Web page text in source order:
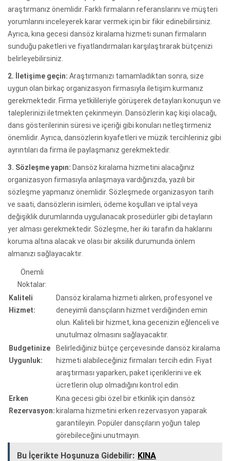
araştırmanız önemlidir. Farklı firmaların referanslarını ve müşteri
yorumlarını inceleyerek karar vermek için bir fikir edinebilirsiniz.
Ayrıca, kına gecesi dansöz kiralama hizmeti sunan firmaların
sunduğu paketleri ve fiyatlandırmaları karşılaştırarak bütçenizi
belirleyebilirsiniz.
2. İletişime geçin: Araştırmanızı tamamladıktan sonra, size
uygun olan birkaç organizasyon firmasıyla iletişim kurmanız
gerekmektedir. Firma yetkilileriyle görüşerek detayları konuşun ve
taleplerinizi iletmekten çekinmeyin. Dansözlerin kaç kişi olacağı,
dans gösterilerinin süresi ve içeriği gibi konuları netleştirmeniz
önemlidir. Ayrıca, dansözlerin kıyafetleri ve müzik tercihleriniz gibi
ayrıntıları da firma ile paylaşmanız gerekmektedir.
3. Sözleşme yapın: Dansöz kiralama hizmetini alacağınız
organizasyon firmasıyla anlaşmaya vardığınızda, yazılı bir
sözleşme yapmanız önemlidir. Sözleşmede organizasyon tarih
ve saati, dansözlerin isimleri, ödeme koşulları ve iptal veya
değişiklik durumlarında uygulanacak prosedürler gibi detayların
yer alması gerekmektedir. Sözleşme, her iki tarafın da haklarını
koruma altına alacak ve olası bir aksilik durumunda önlem
almanızı sağlayacaktır.
Önemli
Noktalar:
Kaliteli
Hizmet:
Dansöz kiralama hizmeti alırken, profesyonel ve
deneyimli dansçıların hizmet verdiğinden emin
olun. Kaliteli bir hizmet, kına gecenizin eğlenceli ve
unutulmaz olmasını sağlayacaktır.
Budgetinize
Uygunluk:
Belirlediğiniz bütçe çerçevesinde dansöz kiralama
hizmeti alabileceğiniz firmaları tercih edin. Fiyat
araştırması yaparken, paket içeriklerini ve ek
ücretlerin olup olmadığını kontrol edin.
Erken
Rezervasyon:
Kına gecesi gibi özel bir etkinlik için dansöz
kiralama hizmetini erken rezervasyon yaparak
garantileyin. Popüler dansçıların yoğun talep
görebileceğini unutmayın.
Bu İçerikte Hoşunuza Gidebilir: KINA